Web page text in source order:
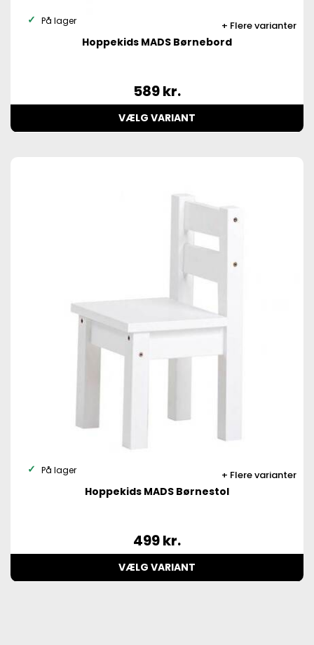
Flere varianter
På lager
Hoppekids MADS Børnebord
589kr.
VÆLG VARIANT
Flere varianter
På lager
Hoppekids MADS Børnestol
499kr.
VÆLG VARIANT